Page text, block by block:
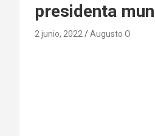
presidenta
2 junio, 2022 Augusto O